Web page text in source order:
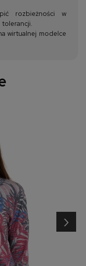
rozbieżności w
tolerancji.
wirtualnej modelce
›